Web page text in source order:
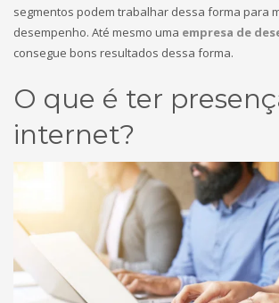
segmentos podem trabalhar dessa forma para
desempenho. Até mesmo uma empresa de
consegue bons resultados dessa forma.
O que é ter
internet?